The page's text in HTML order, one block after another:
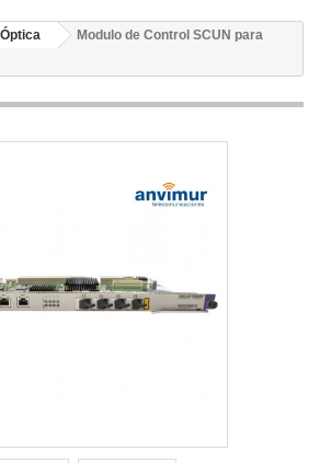
Modulo de Control SCUN para